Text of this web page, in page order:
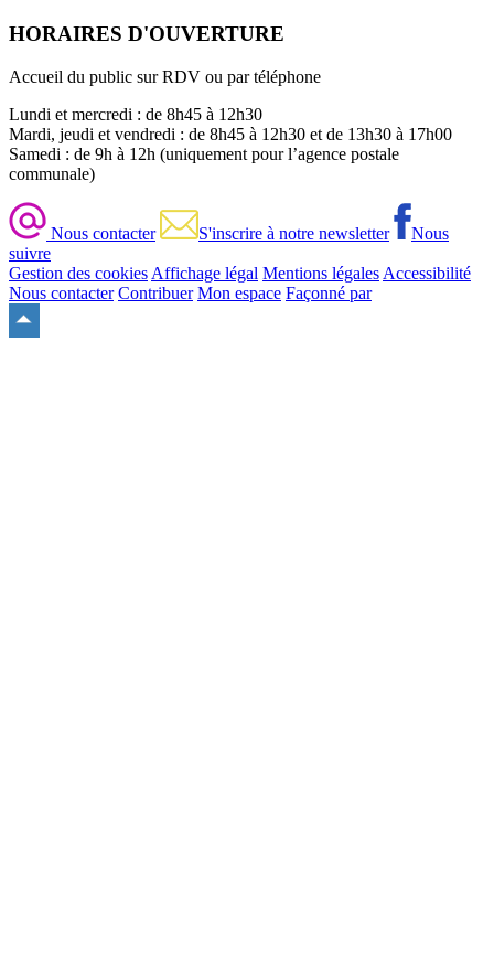
HORAIRES D'OUVERTURE
Accueil du public sur RDV ou par téléphone
Lundi et mercredi : de 8h45 à 12h30
Mardi, jeudi et vendredi : de 8h45 à 12h30 et de 13h30 à 17h00
Samedi : de 9h à 12h (uniquement pour l’agence postale
communale)
Nous contacter S'inscrire à notre newsletter
Nous
suivre
Gestion des cookies Affichage légal Mentions légales Accessibilité
Nous contacter Contribuer Mon espace Façonné par